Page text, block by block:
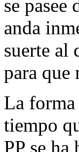
se pasee
anda
suerte al
para que
La forma
tiempo
PP se